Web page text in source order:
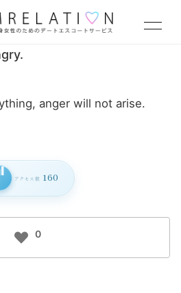
anger will not arise.
アクセス数 160
0